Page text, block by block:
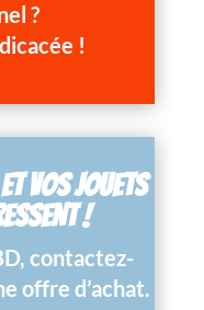
?
!
VOS JOUETS
!
contactez-
offre d’achat.